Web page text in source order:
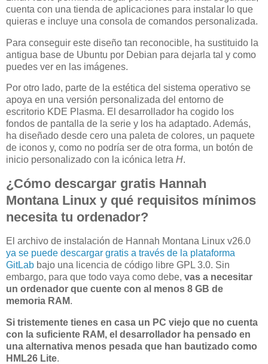
cuenta con una tienda de aplicaciones para instalar lo que
quieras e incluye una consola de comandos personalizada.
Para conseguir este diseño tan reconocible, ha sustituido la
antigua base de Ubuntu por Debian para dejarla tal y como
puedes ver en las imágenes.
Por otro lado, parte de la estética del sistema operativo se
apoya en una versión personalizada del entorno de
escritorio KDE Plasma. El desarrollador ha cogido los
fondos de pantalla de la serie y los ha adaptado. Además,
ha diseñado desde cero una paleta de colores, un paquete
de iconos y, como no podría ser de otra forma, un botón de
inicio personalizado con la icónica letra H.
¿Cómo descargar gratis Hannah
Montana Linux y qué requisitos mínimos
necesita tu ordenador?
El archivo de instalación de Hannah Montana Linux v26.0
ya se puede descargar gratis a través de la plataforma
GitLab bajo una licencia de código libre GPL 3.0. Sin
embargo, para que todo vaya como debe, vas a necesitar
un ordenador que cuente con al menos 8 GB de
memoria RAM.
Si tristemente tienes en casa un PC viejo que no cuenta
con la suficiente RAM, el desarrollador ha pensado en
una alternativa menos pesada que han bautizado como
HML26 Lite.